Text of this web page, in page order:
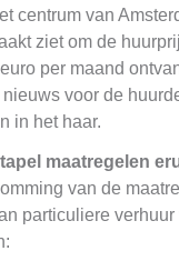
centrum van
ziet om de
per maand
voor de
in het haar.
maatregelen
van de
particuliere